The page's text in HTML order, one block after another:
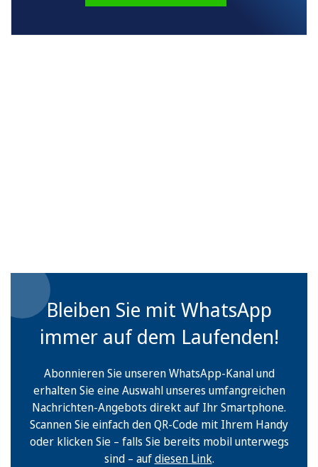
Bleiben Sie mit WhatsApp
immer auf dem Laufenden!
Abonnieren Sie unseren WhatsApp-Kanal und
erhalten Sie eine Auswahl unseres umfangreichen
Nachrichten-Angebots direkt auf Ihr Smartphone.
Scannen Sie einfach den QR-Code mit Ihrem Handy
oder klicken Sie – falls Sie bereits mobil unterwegs
sind – aufdiesen Link.